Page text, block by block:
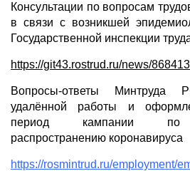
Консультации по вопросам
в связи с возникшей
Государственной инспекции
https://git43.rostrud.ru/news/
Вопросы-ответы Минтруда
удалённой работы и
период кампании по
распространению коронавируса
https://rosmintrud.ru/employment/